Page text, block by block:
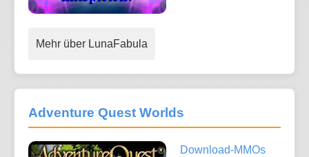
Mehr über LunaFabula
Adventure Quest Worlds
Download-MMOs